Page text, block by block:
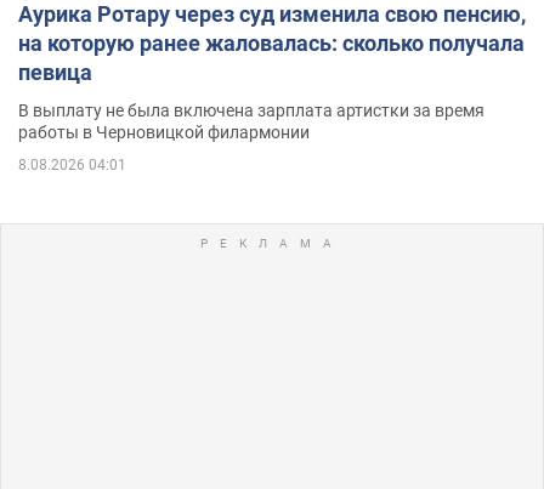
Аурика Ротару через суд изменила свою пенсию,
на которую ранее жаловалась: сколько получала
певица
В выплату не была включена зарплата артистки за время
работы в Черновицкой филармонии
8.08.2026 04:01